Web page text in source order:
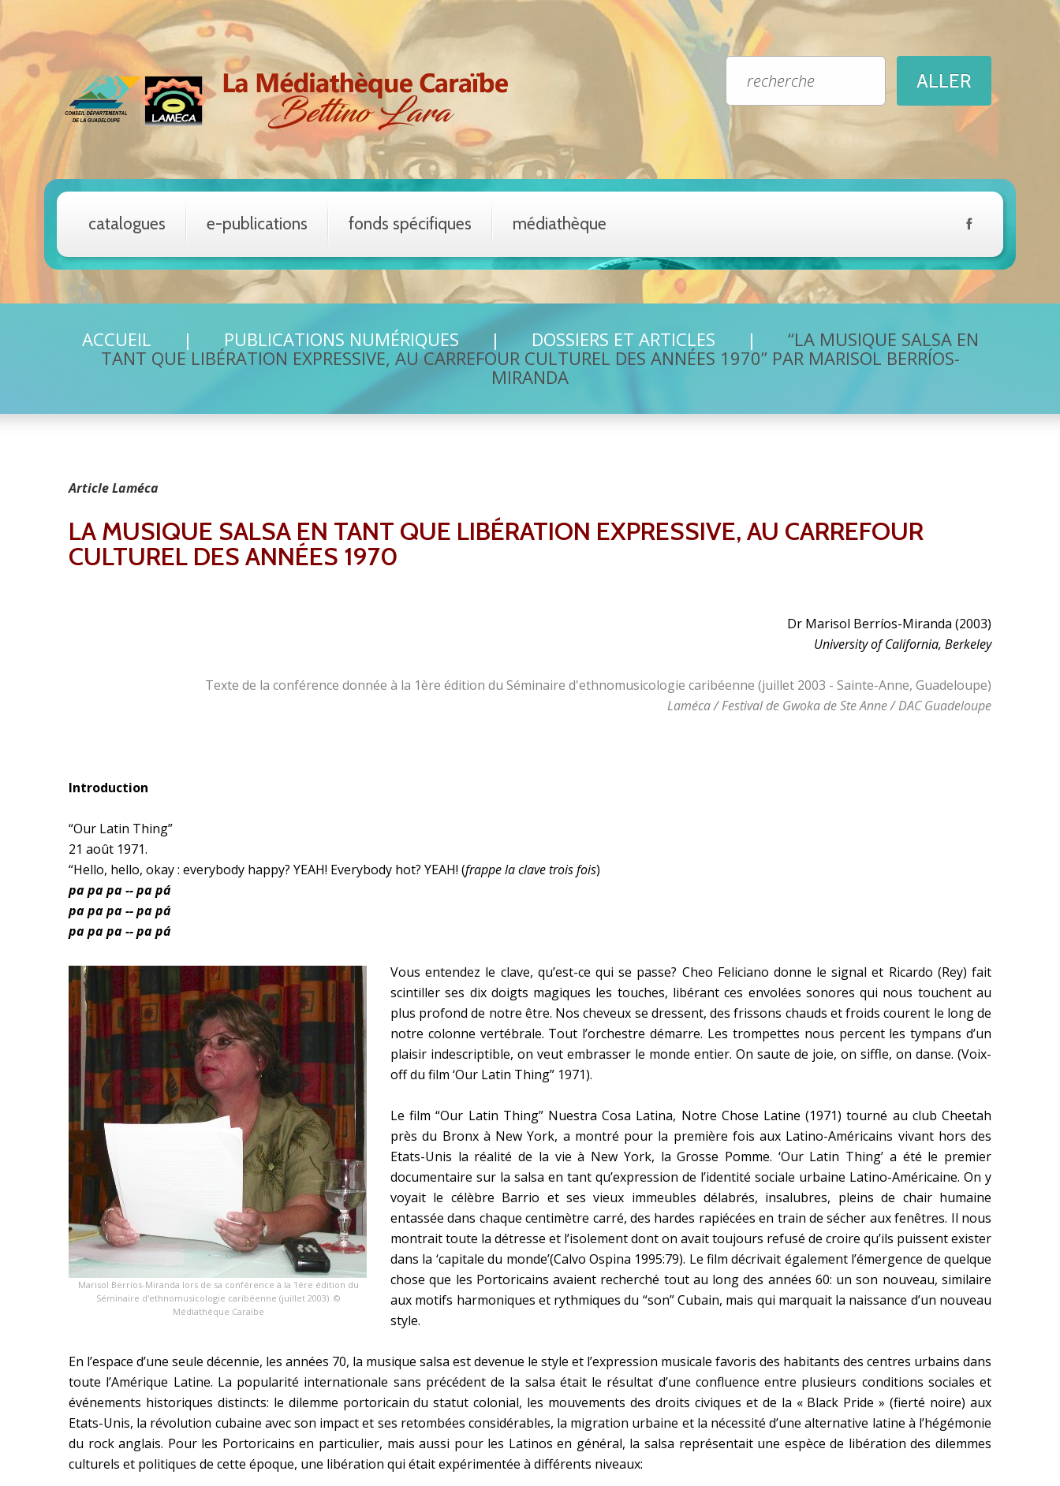
catalogues e-publications fonds spécifiques médiathèque
ACCUEIL PUBLICATIONS NUMÉRIQUES DOSSIERS ET ARTICLES
“LA MUSIQUE SALSA EN
TANT QUE LIBÉRATION EXPRESSIVE, AU CARREFOUR CULTUREL DES ANNÉES 1970” PAR MARISOL BERRÍOS-
MIRANDA
Article Laméca
LA MUSIQUE SALSA EN TANT QUE LIBÉRATION EXPRESSIVE, AU CARREFOUR
CULTUREL DES ANNÉES 1970
Dr Marisol Berríos-Miranda (2003)
University of California, Berkeley
Texte de la conférence donnée à la 1ère édition du Séminaire d'ethnomusicologie caribéenne (juillet 2003 - Sainte-Anne, Guadeloupe)
Laméca / Festival de Gwoka de Ste Anne / DAC Guadeloupe
Introduction
“Our Latin Thing”
21 août 1971.
“Hello, hello, okay : everybody happy? YEAH! Everybody hot? YEAH! (frappe la clave trois fois)
pa pa pa -- pa pá
pa pa pa -- pa pá
pa pa pa -- pa pá
Marisol Berríos-Miranda lors de sa conférence à la 1ère édition du
Séminaire d'ethnomusicologie caribéenne (juillet 2003). ©
Médiathèque Caraïbe
Vous entendez le clave, qu’est-ce qui se passe? Cheo Feliciano donne le signal et Ricardo (Rey) fait
scintiller ses dix doigts magiques les touches, libérant ces envolées sonores qui nous touchent au
plus profond de notre être. Nos cheveux se dressent, des frissons chauds et froids courent le long de
notre colonne vertébrale. Tout l’orchestre démarre. Les trompettes nous percent les tympans d’un
plaisir indescriptible, on veut embrasser le monde entier. On saute de joie, on siffle, on danse. (Voix-
off du film ‘Our Latin Thing” 1971).
Le film “Our Latin Thing” Nuestra Cosa Latina, Notre Chose Latine (1971) tourné au club Cheetah
près du Bronx à New York, a montré pour la première fois aux Latino-Américains vivant hors des
Etats-Unis la réalité de la vie à New York, la Grosse Pomme. ‘Our Latin Thing’ a été le premier
documentaire sur la salsa en tant qu’expression de l’identité sociale urbaine Latino-Américaine. On y
voyait le célèbre Barrio et ses vieux immeubles délabrés, insalubres, pleins de chair humaine
entassée dans chaque centimètre carré, des hardes rapiécées en train de sécher aux fenêtres. Il nous
montrait toute la détresse et l’isolement dont on avait toujours refusé de croire qu’ils puissent exister
dans la ‘capitale du monde’(Calvo Ospina 1995:79). Le film décrivait également l’émergence de quelque
chose que les Portoricains avaient recherché tout au long des années 60: un son nouveau, similaire
aux motifs harmoniques et rythmiques du “son” Cubain, mais qui marquait la naissance d’un nouveau
style.
En l’espace d’une seule décennie, les années 70, la musique salsa est devenue le style et l’expression musicale favoris des habitants des centres urbains dans
toute l’Amérique Latine. La popularité internationale sans précédent de la salsa était le résultat d’une confluence entre plusieurs conditions sociales et
événements historiques distincts: le dilemme portoricain du statut colonial, les mouvements des droits civiques et de la « Black Pride » (fierté noire) aux
Etats-Unis, la révolution cubaine avec son impact et ses retombées considérables, la migration urbaine et la nécessité d’une alternative latine à l’hégémonie
du rock anglais. Pour les Portoricains en particulier, mais aussi pour les Latinos en général, la salsa représentait une espèce de libération des dilemmes
culturels et politiques de cette époque, une libération qui était expérimentée à différents niveaux: